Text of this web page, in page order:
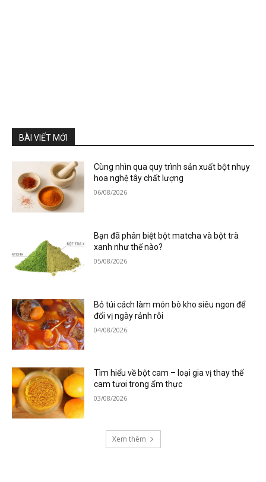
BÀI VIẾT MỚI
Cùng nhìn qua quy trình sản xuất bột nhụy
hoa nghệ tây chất lượng
06/08/2026
Bạn đã phân biệt bột matcha và bột trà
xanh như thế nào?
05/08/2026
Bỏ túi cách làm món bò kho siêu ngon để
đổi vị ngày rảnh rỗi
04/08/2026
Tìm hiểu về bột cam – loại gia vị thay thế
cam tươi trong ẩm thực
03/08/2026
Xem thêm